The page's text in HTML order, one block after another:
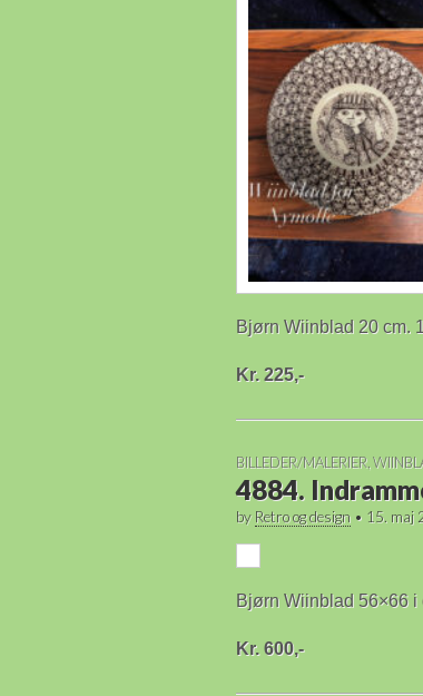
Bjørn Wiinblad 20 cm.
Kr. 225,-
BILLEDER/MALERIER,
4884.
byRetro og design • 15. maj
Bjørn Wiinblad 56×66 i
Kr. 600,-